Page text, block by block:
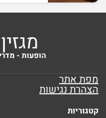
הופעות -
מפת אתר
הצהרת נגישות
קטגוריות